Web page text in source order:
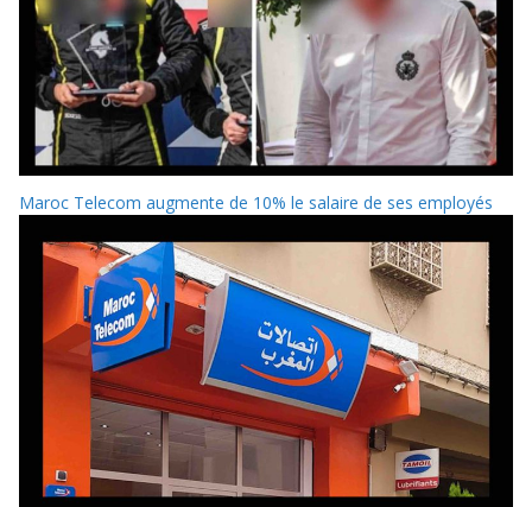
Maroc Telecom augmente de 10% le salaire de ses employés